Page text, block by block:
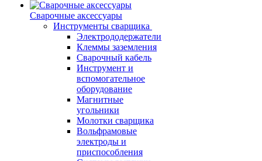
Сварочные аксессуары
Инструменты сварщика
Электрододержатели
Клеммы заземления
Сварочный кабель
Инструмент и
вспомогательное
оборудование
Магнитные
угольники
Молотки сварщика
Вольфрамовые
электроды и
приспособления